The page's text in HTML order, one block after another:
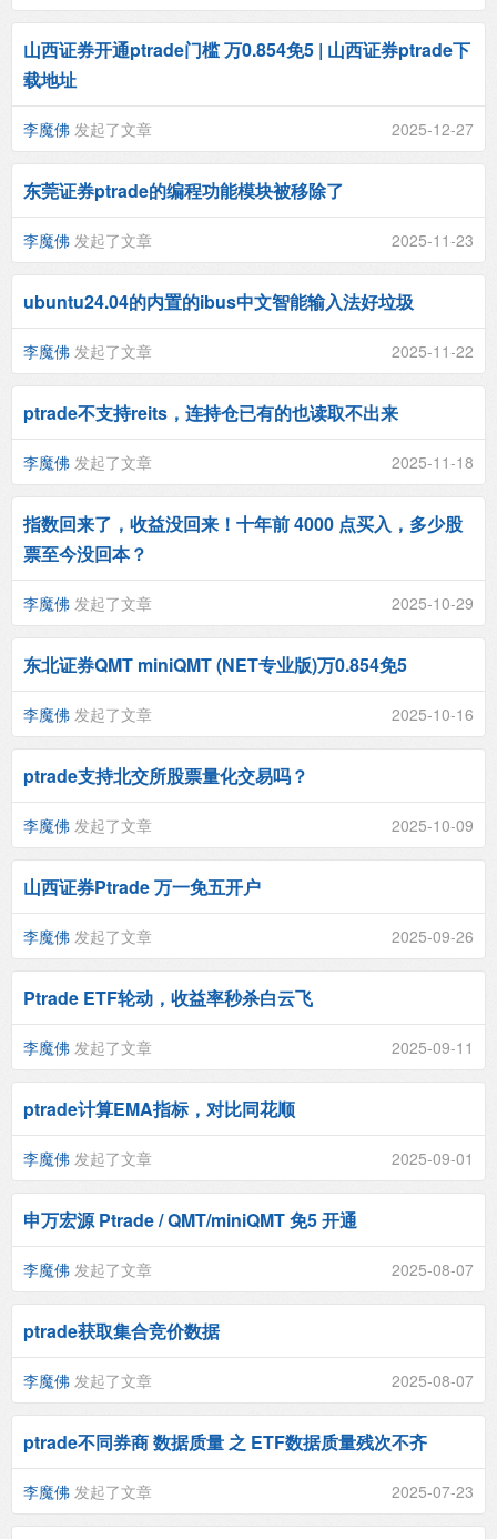
山西证券开通ptrade门槛 万0.854免5 | 山西证券ptrade下
载地址
李魔佛 发起了文章 2025-12-27
东莞证券ptrade的编程功能模块被移除了
李魔佛 发起了文章 2025-11-23
ubuntu24.04的内置的ibus中文智能输入法好垃圾
李魔佛 发起了文章 2025-11-22
ptrade不支持reits，连持仓已有的也读取不出来
李魔佛 发起了文章 2025-11-18
指数回来了，收益没回来！十年前 4000 点买入，多少股
票至今没回本？
李魔佛 发起了文章 2025-10-29
东北证券QMT miniQMT (NET专业版)万0.854免5
李魔佛 发起了文章 2025-10-16
ptrade支持北交所股票量化交易吗？
李魔佛 发起了文章 2025-10-09
山西证券Ptrade 万一免五开户
李魔佛 发起了文章 2025-09-26
Ptrade ETF轮动，收益率秒杀白云飞
李魔佛 发起了文章 2025-09-11
ptrade计算EMA指标，对比同花顺
李魔佛 发起了文章 2025-09-01
申万宏源 Ptrade / QMT/miniQMT 免5 开通
李魔佛 发起了文章 2025-08-07
ptrade获取集合竞价数据
李魔佛 发起了文章 2025-08-07
ptrade不同券商 数据质量 之 ETF数据质量残次不齐
李魔佛 发起了文章 2025-07-23